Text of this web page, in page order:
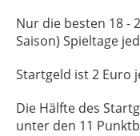
Nur die besten 18 -
Saison) Spieltage
Startgeld ist 2 Euro
Die Hälfte des
unter den 11